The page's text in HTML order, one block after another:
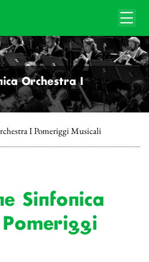
Orchestra I
I Pomeriggi Musicali
Sinfonica